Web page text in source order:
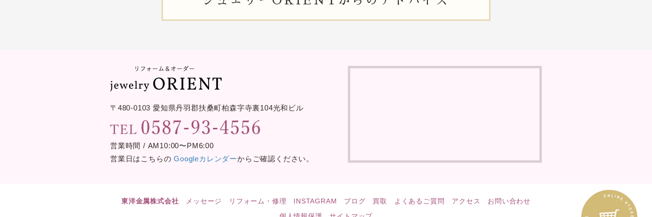
〒480-0103愛知県丹羽郡扶桑町柏森字寺裏104光和ビル
営業時間 / AM10:00〜PM6:00
営業日はこちらのGoogleカレンダーからご確認ください。
東洋金属株式会社 メッセージ リフォーム・修理 INSTAGRAM ブログ 買取 よくあるご質問 アクセス
お問い合わせ